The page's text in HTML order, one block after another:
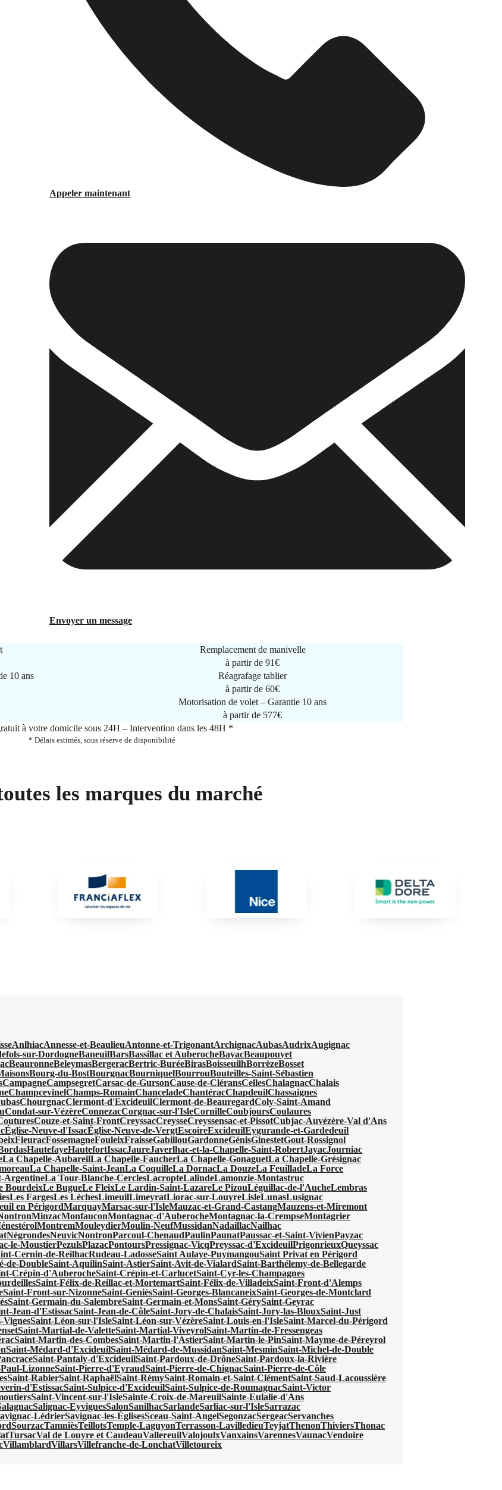
Appeler maintenant
Envoyer un message
Remplacement de manivelle
à partir de91€
10 ans
Réagrafage tablier
à partir de60€
Motorisation de volet – Garantie 10 ans
à partir de 577€
à votre domicile sous 24H – Intervention dans les 48H *
* Délais estimés, sous réserve de disponibilité
les marques du marché
AnlhiacAnnesse-et-BeaulieuAntonne-et-TrigonantArchignacAubasAudrixAugignac
sur-DordogneBaneuilBarsBassillac et AuberocheBayacBeaupouyet
BeauronneBeleymasBergeracBertric-BuréeBirasBoisseuilhBorrèzeBosset
Bourg-du-BostBourgnacBourniquelBourrouBouteilles-Saint-Sébastien
CampagneCampsegretCarsac-de-GursonCause-de-CléransCellesChalagnacChalais
ChampcevinelChamps-RomainChanceladeChantéracChapdeuilChassaignes
ChourgnacClermont-d'ExcideuilClermont-de-BeauregardColy-Saint-Amand
Condat-sur-VézèreConnezacCorgnac-sur-l'IsleCornilleCoubjoursCoulaures
Couze-et-Saint-FrontCreyssacCreysseCreyssensac-et-PissotCubjac-Auvézère-Val d'Ans
Église-Neuve-d'IssacÉglise-Neuve-de-VergtEscoireExcideuilEygurande-et-Gardedeuil
FleuracFossemagneFouleixFraisseGabillouGardonneGénisGinestetGout-Rossignol
HautefayeHautefortIssacJaureJaverlhac-et-la-Chapelle-Saint-RobertJayacJourniac
La Chapelle-AubareilLa Chapelle-FaucherLa Chapelle-GonaguetLa Chapelle-Grésignac
La Chapelle-Saint-JeanLa CoquilleLa DornacLa DouzeLa FeuilladeLa Force
ArgentineLa Tour-Blanche-CerclesLacropteLalindeLamonzie-Montastruc
BourdeixLe BugueLe FleixLe Lardin-Saint-LazareLe PizouLéguillac-de-l'AucheLembras
Les FargesLes LèchesLimeuilLimeyratLiorac-sur-LouyreLisleLunasLusignac
en PérigordMarquayMarsac-sur-l'IsleMauzac-et-Grand-CastangMauzens-et-Miremont
MinzacMonfauconMontagnac-d'AuberocheMontagnac-la-CrempseMontagrier
MontremMouleydierMoulin-NeufMussidanNadaillacNailhac
NégrondesNeuvicNontronParcoul-ChenaudPaulinPaunatPaussac-et-Saint-VivienPayzac
le-MoustierPezulsPlazacPontoursPressignac-VicqPreyssac-d'ExcideuilPrigonrieuxQueyssac
Cernin-de-ReilhacRudeau-LadosseSaint Aulaye-PuymangouSaint Privat en Périgord
de-DoubleSaint-AquilinSaint-AstierSaint-Avit-de-VialardSaint-Barthélemy-de-Bellegarde
Crépin-d'AuberocheSaint-Crépin-et-CarlucetSaint-Cyr-les-Champagnes
Saint-Félix-de-Reillac-et-MortemartSaint-Félix-de-VilladeixSaint-Front-d'Alemps
Saint-Front-sur-NizonneSaint-GenièsSaint-Georges-BlancaneixSaint-Georges-de-Montclard
Saint-Germain-du-SalembreSaint-Germain-et-MonsSaint-GérySaint-Geyrac
Jean-d'EstissacSaint-Jean-de-CôleSaint-Jory-de-ChalaisSaint-Jory-las-BlouxSaint-Just
VignesSaint-Léon-sur-l'IsleSaint-Léon-sur-VézèreSaint-Louis-en-l'IsleSaint-Marcel-du-Périgord
Saint-Martial-de-ValetteSaint-Martial-ViveyrolSaint-Martin-de-Fressengeas
Saint-Martin-des-CombesSaint-Martin-l'AstierSaint-Martin-le-PinSaint-Mayme-de-Péreyrol
Saint-Médard-d'ExcideuilSaint-Médard-de-MussidanSaint-MesminSaint-Michel-de-Double
Saint-Pantaly-d'ExcideuilSaint-Pardoux-de-DrôneSaint-Pardoux-la-Rivière
LizonneSaint-Pierre-d'EyraudSaint-Pierre-de-ChignacSaint-Pierre-de-Côle
Saint-RabierSaint-RaphaëlSaint-RémySaint-Romain-et-Saint-ClémentSaint-Saud-Lacoussière
d'EstissacSaint-Sulpice-d'ExcideuilSaint-Sulpice-de-RoumagnacSaint-Victor
Saint-Vincent-sur-l'IsleSainte-Croix-de-MareuilSainte-Eulalie-d'Ans
Salignac-EyviguesSalonSanilhacSarlandeSarliac-sur-l'IsleSarrazac
LédrierSavignac-les-ÉglisesSceau-Saint-AngelSegonzacSergeacServanches
SourzacTamnièsTeillotsTemple-LaguyonTerrasson-LavilledieuTeyjatThenonThiviersThonac
TursacVal de Louyre et CaudeauVallereuilValojoulxVanxainsVarennesVaunacVendoire
VillamblardVillarsVillefranche-de-LonchatVilletoureix